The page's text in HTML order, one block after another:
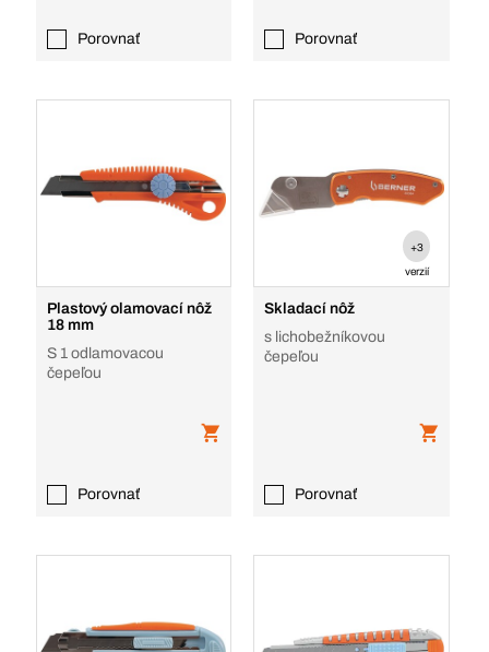
Porovnať Porovnať
Plastový olamovací nôž
18 mm
S 1 odlamovacou
čepeľou
Porovnať
+3
verzií
Skladací nôž
s lichobežníkovou
čepeľou
Porovnať